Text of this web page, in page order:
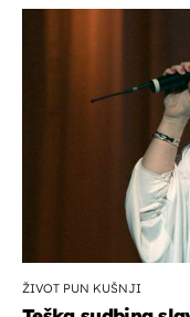
ŽIVOT PUN KUŠNJI